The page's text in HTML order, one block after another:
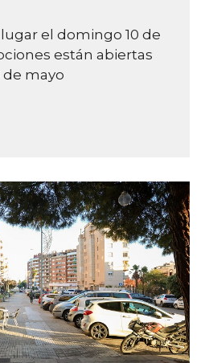
el domingo 10 de
están abiertas
de mayo